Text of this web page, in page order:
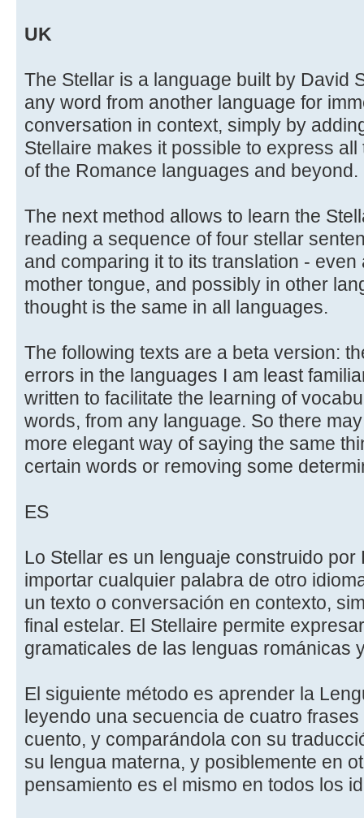
UK
The Stellar is a language built by David
any word from another language for
conversation in context, simply by
Stellaire makes it possible to express
of the Romance languages and beyond.
The next method allows to learn the
reading a sequence of four stellar
and comparing it to its translation -
mother tongue, and possibly in other
thought is the same in all languages.
The following texts are a beta version:
errors in the languages I am least
written to facilitate the learning of
words, from any language. So there
more elegant way of saying the same
certain words or removing some
ES
Lo Stellar es un lenguaje construido
importar cualquier palabra de otro
un texto o conversación en contexto,
final estelar. El Stellaire permite
gramaticales de las lenguas románicas
El siguiente método es aprender la
leyendo una secuencia de cuatro
cuento, y comparándola con su
su lengua materna, y posiblemente en
pensamiento es el mismo en todos los